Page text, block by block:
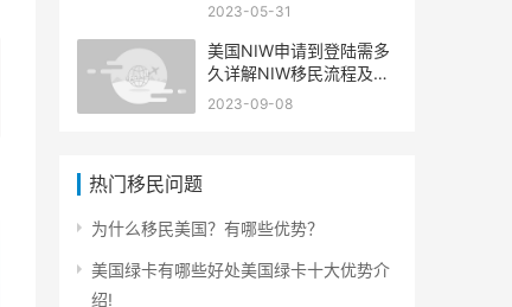
2023-05-31
美国NIW申请到登陆需多
久详解NIW移民流程及审
批时间
2023-09-08
热门移民问题
为什么移民美国？有哪些优势？
美国绿卡有哪些好处美国绿卡十大优势介
绍!